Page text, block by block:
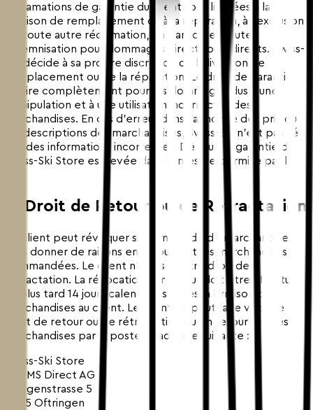
réclamations de garantie du client sont limitées à la
livraison de remplacement ou à la réparation, à l'exclusion
de toute autre réclamation, en particulier toute
indemnisation pour dommages directs ou indirects. Swiss-
Ski décide à sa propre discrétion de la livraison de
remplacement ou de la réparation. Le droit de garantie
expire complètement pour les dommages dus à une
manipulation et à une utilisation incorrectes des
marchandises. En cas d'erreur dans l'annonce des prix ou
les descriptions des marchandises, Swiss-Ski n'est pas lié
par des informations incorrectes. De plus, la garantie de
Swiss-Ski Store est levée dans la mesure permise par la
8. Droit de Retour ou de Rétractation
Le client peut révoquer sa commande de marchandises
sans donner de raisons en retournant les marchandises
commandées. Le client n'a pas d'autre droit de
rétractation. La révocation par retour doit être effectuée
au plus tard 14 jours calendaires après la livraison des
marchandises au client. Le client ne peut faire valoir le
droit de retour ou de rétractation qu'en retournant les
marchandises par la poste à l'adresse suivante :
Swiss-Ski Store
c/o MS Direct AG
Roggenstrasse 5
4665 Oftringen